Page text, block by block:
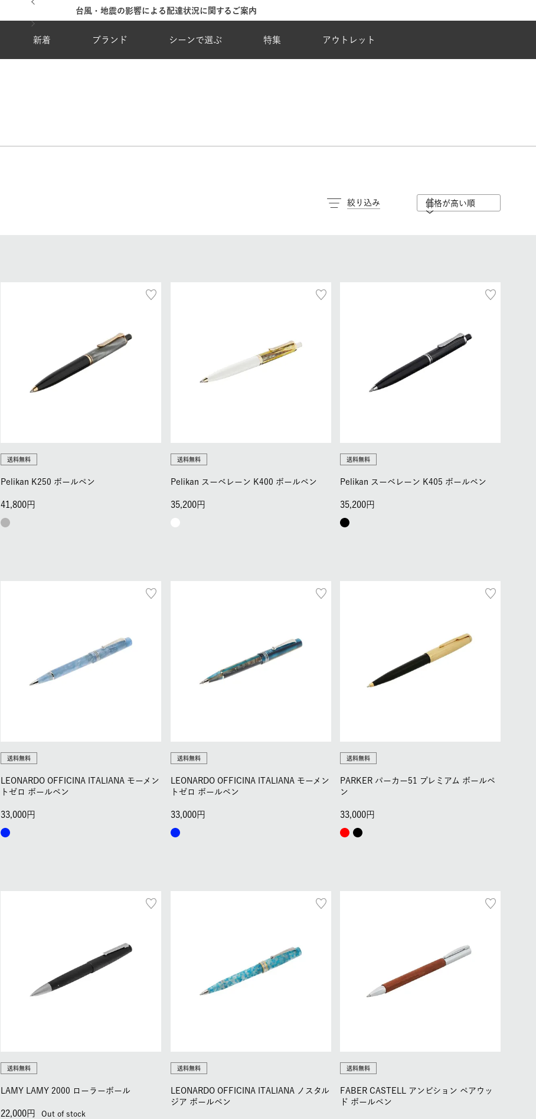
台風・地震の影響による配達状況に関するご案内
新着 ブランド シーンで選ぶ 特集 アウトレット
絞り込み 価格が高い順
送料無料
Pelikan K250 ボールペン
41,800
送料無料
Pelikan スーベレーン K400 ボールペン
35,200
送料無料
Pelikan スーベレーン K405 ボールペン
35,200
送料無料
LEONARDO OFFICINA ITALIANA モーメン
トゼロ ボールペン
33,000
送料無料
LEONARDO OFFICINA ITALIANA モーメン
トゼロ ボールペン
33,000
送料無料
PARKER パーカー51 プレミアム ボールペ
ン
33,000
送料無料
LAMY LAMY 2000 ローラーボール
22,000 Out of stock
送料無料
LEONARDO OFFICINA ITALIANA ノスタル
ジア ボールペン
送料無料
FABER CASTELL アンビション ペアウッ
ド ボールペン